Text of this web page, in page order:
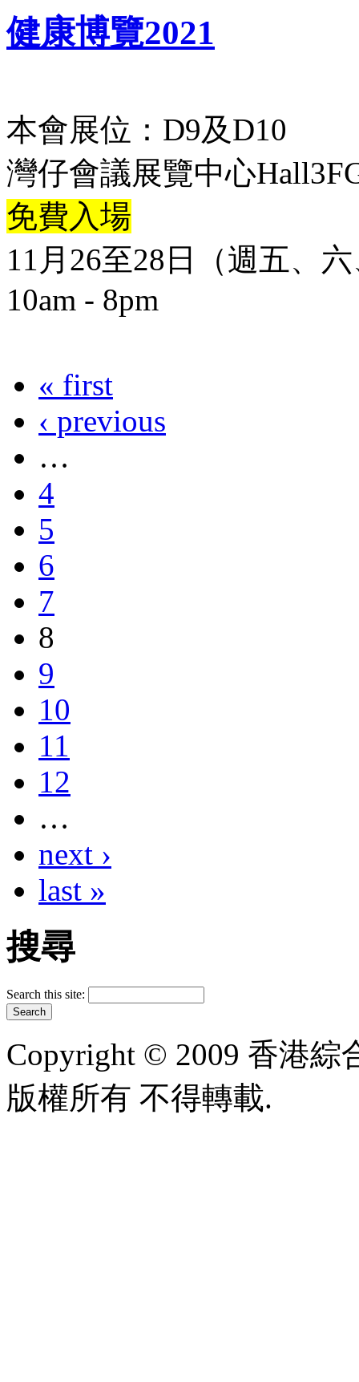
健康博覽2021
本會展位：D9及D10
灣仔會議展覽中心
免費入場
11月26至28日（週五、
10am - 8pm
« first
‹ previous
…
4
5
6
7
8
9
10
11
12
…
next ›
last »
搜尋
Search this site:
Copyright © 2009 香港綜
版權所有 不得轉載.